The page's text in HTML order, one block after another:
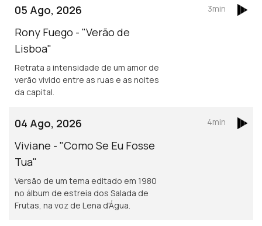
05 Ago, 2026
Rony Fuego - "Verão de
Lisboa"
Retrata a intensidade de um amor de
verão vivido entre as ruas e as noites
da capital.
3min
04 Ago, 2026
Viviane - "Como Se Eu Fosse
Tua"
Versão de um tema editado em 1980
no álbum de estreia dos Salada de
Frutas, na voz de Lena d'Água.
4min